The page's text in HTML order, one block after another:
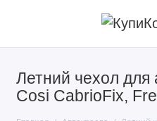
Летний чехол для
Cosi CabrioFix,